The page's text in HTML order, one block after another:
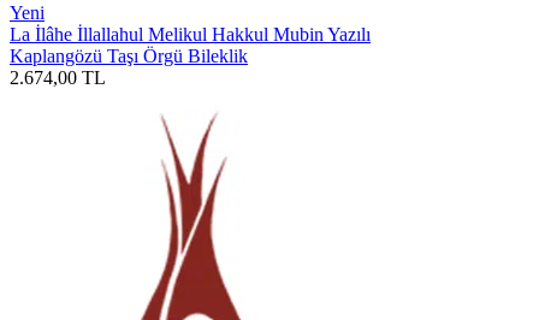
Yeni
La İlâhe İllallahul Melikul Hakkul Mubin Yazılı
Kaplangözü Taşı Örgü Bileklik
2.674,00 TL